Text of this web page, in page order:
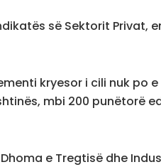
së Sektorit Privat,
kryesor i cili nuk po
mbi 200 punëtorë
e Tregtisë dhe